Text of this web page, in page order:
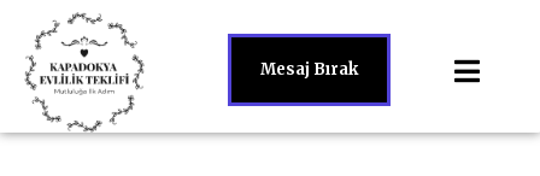
Mesaj Bırak